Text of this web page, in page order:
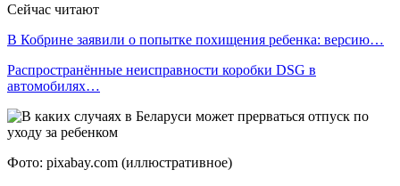
Сейчас читают
В Кобрине заявили о попытке похищения ребенка: версию…
Распространённые неисправности коробки DSG в
автомобилях…
Фото: pixabay.com (иллюстративное)